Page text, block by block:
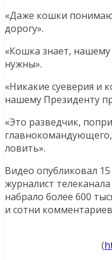
«Даже кошки
дорогу».
«Кошка знает,
нужны».
«Никакие суеверия и
нашему Президенту
«Это разведчик,
ловить».
Видео опубликовал
журналист
набрало более 600
и сотни
(